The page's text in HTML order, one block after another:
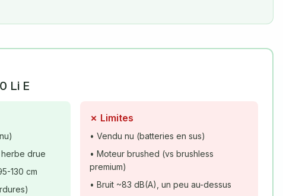
Li E
herbe drue
130 cm
✗ Limites
• Vendu nu (batteries en sus)
• Moteur brushed (vs brushless
premium)
• Bruit ~83 dB(A), un peu au-dessus